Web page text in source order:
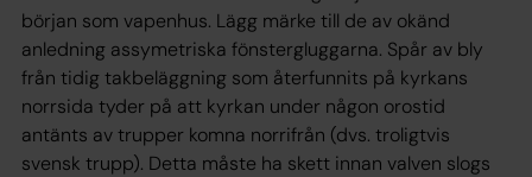
början som vapenhus. Lägg märke till de av okänd
anledning assymetriska fönstergluggarna. Spår av bly
från tidig takbeläggning som återfunnits på kyrkans
norrsida tyder på att kyrkan under någon orostid
antänts av trupper komna norrifrån (dvs. troligtvis
svensk trupp). Detta måste ha skett innan valven slogs